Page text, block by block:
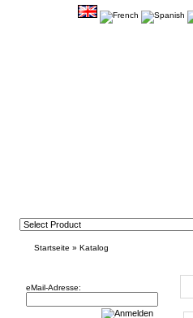
Startseite » Katalog
eMail-Adresse: